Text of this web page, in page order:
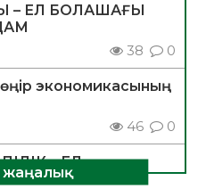
– ЕЛ БОЛАШАҒЫ
38 0
экономикасының
46 0
– ЕЛ
жаңалық